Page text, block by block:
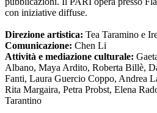
con iniziative diffuse.
Direzione artistica: Tea Taramino e
Comunicazione: Chen Li
Attività e mediazione culturale:
Albano, Maya Ardito, Roberta Billè,
Fanti, Laura Guercio Coppo, Andrea
Rita Margaira, Petra Probst, Elena
Tarantino